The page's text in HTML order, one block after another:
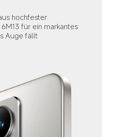
hochfester
für ein markantes
Auge fällt